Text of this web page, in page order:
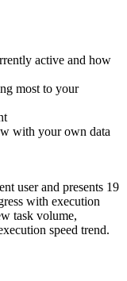
active and how
most to your
with your own data
user and presents 19
with execution
task volume,
speed trend.